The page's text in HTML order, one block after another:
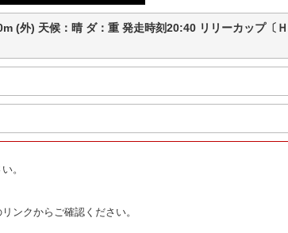
(外) 天候：晴 ダ：重 発走時刻20:40 リリーカップ
。
ンクからご確認ください。